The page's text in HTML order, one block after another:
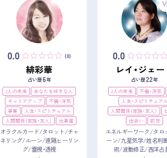
0.0 (0)
緋彩華
占い歴6年
2人の未来
あなたを好きな人
キャリアアップ
不倫・浮気
事業
人生・スピリチュアル
人間関係（家族・友人）
仕事運
オラクルカード/タロット/チャ
ネリング/ルーン/遠隔ヒーリン
グ/霊視・透視
0.0
レイ・ジェ
占い歴22年
2人の未来
不倫・浮気
人生・スピリチュア
人間関係（家族・友人）
出会い
前世
エネルギーワーク/タロ
ーン/九星気学/姓名判
術/波動修正/西洋占